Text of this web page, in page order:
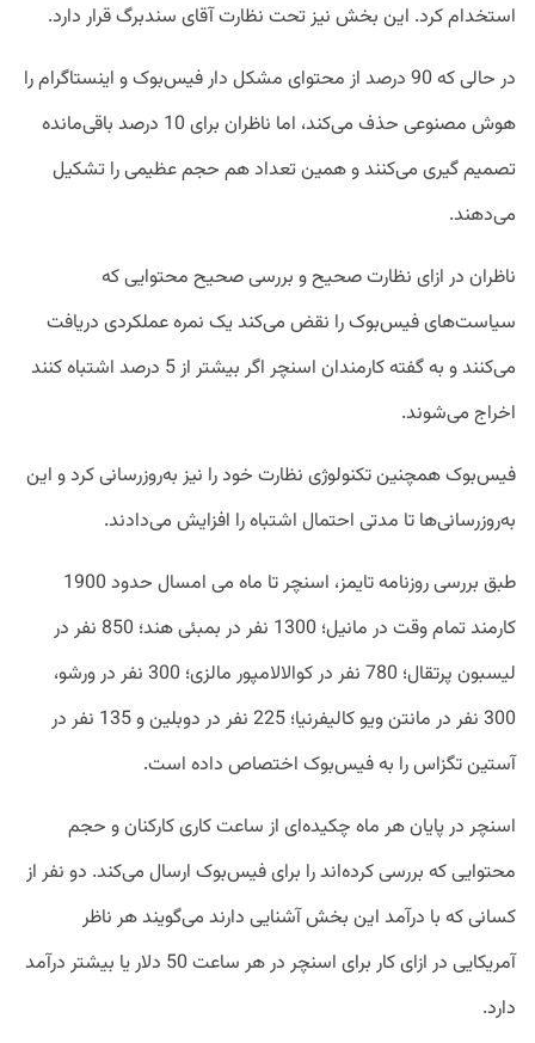
استخدام کرد. این بخش نیز تحت نظارت آقای سندبرگ قرار دارد.
در حالی که 90 درصد از محتوای مشکل دار فیس‌بوک و اینستاگرام را
هوش مصنوعی حذف می‌کند، اما ناظران برای 10 درصد باقی‌مانده
تصمیم گیری می‌کنند و همین تعداد هم حجم عظیمی را تشکیل
می‌دهند.
ناظران در ازای نظارت صحیح و بررسی صحیح محتوایی که
سیاست‌های فیس‌بوک را نقض می‌کند یک نمره عملکردی دریافت
می‌کنند و به گفته کارمندان اسنچر اگر بیشتر از 5 درصد اشتباه کنند
اخراج می‌شوند.
فیس‌بوک همچنین تکنولوژی نظارت خود را نیز به‌روزرسانی کرد و این
به‌روزرسانی‌ها تا مدتی احتمال اشتباه را افزایش می‌دادند.
طبق بررسی روزنامه تایمز، اسنچر تا ماه می امسال حدود 1900
کارمند تمام وقت در مانیل؛ 1300 نفر در بمبئی هند؛ 850 نفر در
لیسبون پرتقال؛ 780 نفر در کوالالامپور مالزی؛ 300 نفر در ورشو،
300 نفر در مانتن ویو کالیفرنیا؛ 225 نفر در دوبلین و 135 نفر در
آستین تگزاس را به فیس‌بوک اختصاص داده است.
اسنچر در پایان هر ماه چکیده‌ای از ساعت کاری کارکنان و حجم
محتوایی که بررسی کرده‌اند را برای فیس‌بوک ارسال می‌کند. دو نفر از
کسانی که با درآمد این بخش آشنایی دارند می‌گویند هر ناظر
آمریکایی در ازای کار برای اسنچر در هر ساعت 50 دلار یا بیشتر درآمد
دارد.